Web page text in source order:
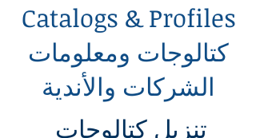
Catalogs & Profiles
كتالوجات ومعلومات
الشركات والأندية